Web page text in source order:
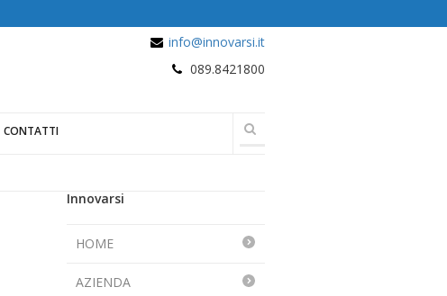
info@innovarsi.it
089.8421800
CONTATTI
Innovarsi
HOME
AZIENDA